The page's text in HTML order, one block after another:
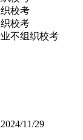
不组织校考
2024/11/29